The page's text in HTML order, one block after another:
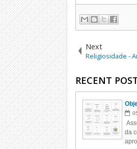
Next
Religiosidade -
RECENT
da